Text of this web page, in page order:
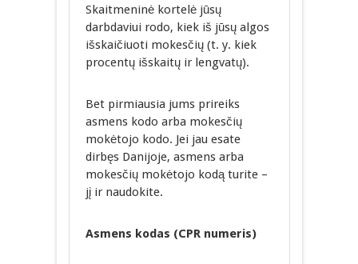
Skaitmeninė kortelė jūsų
darbdaviui rodo, kiek iš jūsų algos
išskaičiuoti mokesčių (t. y. kiek
procentų išskaitų ir lengvatų).
Bet pirmiausia jums prireiks
asmens kodo arba mokesčių
mokėtojo kodo. Jei jau esate
dirbęs Danijoje, asmens arba
mokesčių mokėtojo kodą turite –
jį ir naudokite.
Asmens kodas (CPR numeris)